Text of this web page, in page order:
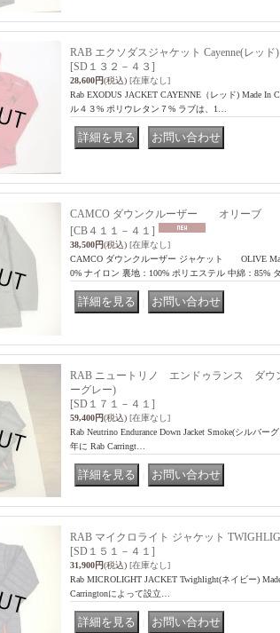
RAB エクソダスジャケット Cayenne(レッド)
[SD１３２－４３]
28,600円(税込) [在庫なし]
Rab EXODUS JACKET CAYENNE（レッド) Made In
ル４３% ポリウレタン７% ラブは、1…
CAMCO ダウンクルーザー オリーブ
[CB４１１－４１]
38,500円(税込) [在庫なし]
CAMCO ダウンクルーザー ジャケット OLIVE
0% ナイロン 裏地：100% ポリエステル 中綿：85%
RAB ニュートリノ エンドゥランス ダ
ーグレー)
[SD１７１－４１]
59,400円(税込) [在庫なし]
Rab Neutrino Endurance Down Jacket Smoke(シルバー
年に Rab Carringt…
RAB マイクロライト ジャケット
[SD１５１－４１]
31,900円(税込) [在庫なし]
Rab MICROLIGHT JACKET Twighlight(ネイビー)
Carringtonによって設立…